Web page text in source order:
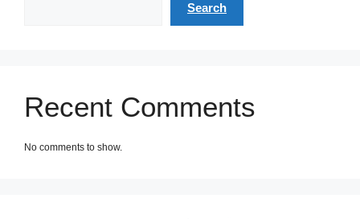
Search
Recent Comments
No comments to show.